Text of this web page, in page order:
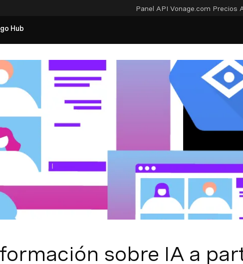
Panel API Vonage.com Precios
Hub
sobre IA a